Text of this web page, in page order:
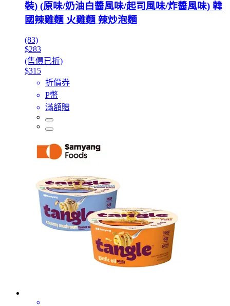
裝) (原味/奶油白醬風味/起司風味/炸醬風味) 韓
國辣雞麵 火雞麵 辣炒泡麵
(83)
$283
(售價已折)
$315
折價券
P幣
滿額贈